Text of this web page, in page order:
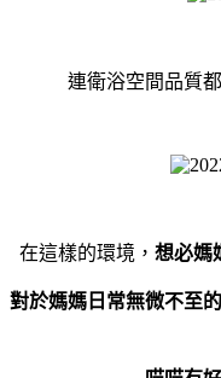
連衛浴空間品質
在這樣的環境， 想必媽
對於媽媽日常無微不至